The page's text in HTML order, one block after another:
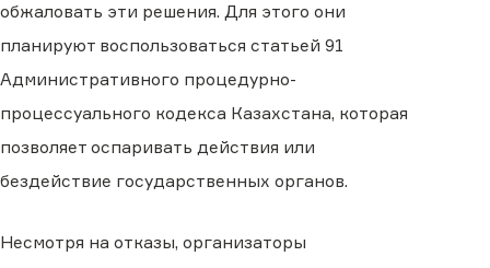
обжаловать эти решения. Для этого они
планируют воспользоваться статьей 91
Административного процедурно-
процессуального кодекса Казахстана, которая
позволяет оспаривать действия или
бездействие государственных органов.
Несмотря на отказы, организаторы